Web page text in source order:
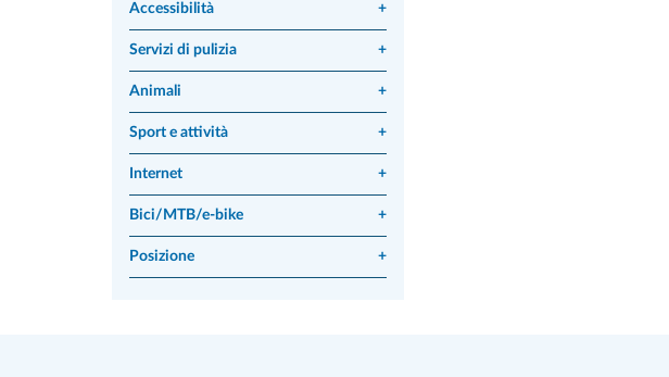
Accessibilità +
Servizi di pulizia +
Animali +
Sport e attività +
Internet +
Bici/MTB/e-bike +
Posizione +